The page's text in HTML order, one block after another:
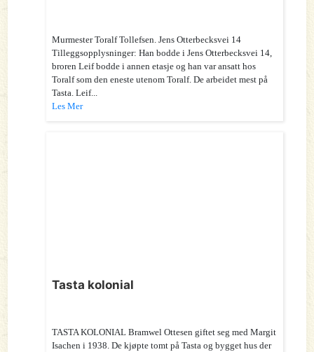
Murmester Toralf Tollefsen. Jens Otterbecksvei 14
Tilleggsopplysninger: Han bodde i Jens Otterbecksvei 14,
broren Leif bodde i annen etasje og han var ansatt hos
Toralf som den eneste utenom Toralf. De arbeidet mest på
Tasta. Leif...
Les Mer
Tasta kolonial
TASTA KOLONIAL Bramwel Ottesen giftet seg med Margit
Isachen i 1938. De kjøpte tomt på Tasta og bygget hus der